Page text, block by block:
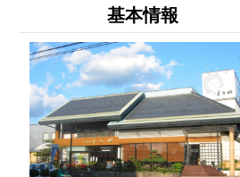
基本情報